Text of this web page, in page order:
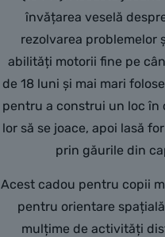
învățarea veselă
rezolvarea problemelor
abilități motorii fine pe
de 18 luni și mai mari
pentru a construi un loc în
lor să se joace, apoi lasă
prin găurile din
Acest cadou pentru copii
pentru orientare
mulțime de activități